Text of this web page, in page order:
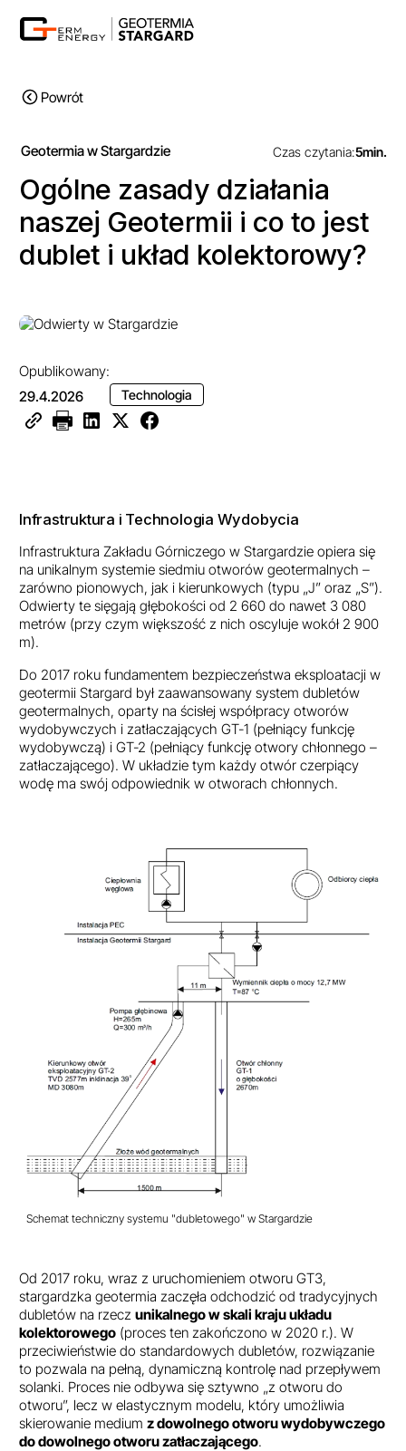
Powrót
Geotermia w Stargardzie Czas czytania:5min.
Ogólne zasady działania
naszej Geotermii i co to jest
dublet i układ kolektorowy?
Opublikowany:
29.4.2026
Technologia
Infrastruktura i Technologia Wydobycia
Infrastruktura Zakładu Górniczego w Stargardzie opiera się
na unikalnym systemie siedmiu otworów geotermalnych –
zarówno pionowych, jak i kierunkowych (typu „J” oraz „S”).
Odwierty te sięgają głębokości od 2 660 do nawet 3 080
metrów (przy czym większość z nich oscyluje wokół 2 900
m).
Do 2017 roku fundamentem bezpieczeństwa eksploatacji w
geotermii Stargard był zaawansowany system dubletów
geotermalnych, oparty na ścisłej współpracy otworów
wydobywczych i zatłaczających GT-1 (pełniący funkcję
wydobywczą) i GT-2 (pełniący funkcję otwory chłonnego –
zatłaczającego). W układzie tym każdy otwór czerpiący
wodę ma swój odpowiednik w otworach chłonnych.
Schemat techniczny systemu "dubletowego" w Stargardzie
Od 2017 roku, wraz z uruchomieniem otworu GT3,
stargardzka geotermia zaczęła odchodzić od tradycyjnych
dubletów na rzeczunikalnego w skali kraju układu
kolektorowego (proces ten zakończono w 2020 r.). W
przeciwieństwie do standardowych dubletów, rozwiązanie
to pozwala na pełną, dynamiczną kontrolę nad przepływem
solanki. Proces nie odbywa się sztywno „z otworu do
otworu”, lecz w elastycznym modelu, który umożliwia
skierowanie mediumz dowolnego otworu wydobywczego
do dowolnego otworu zatłaczającego.